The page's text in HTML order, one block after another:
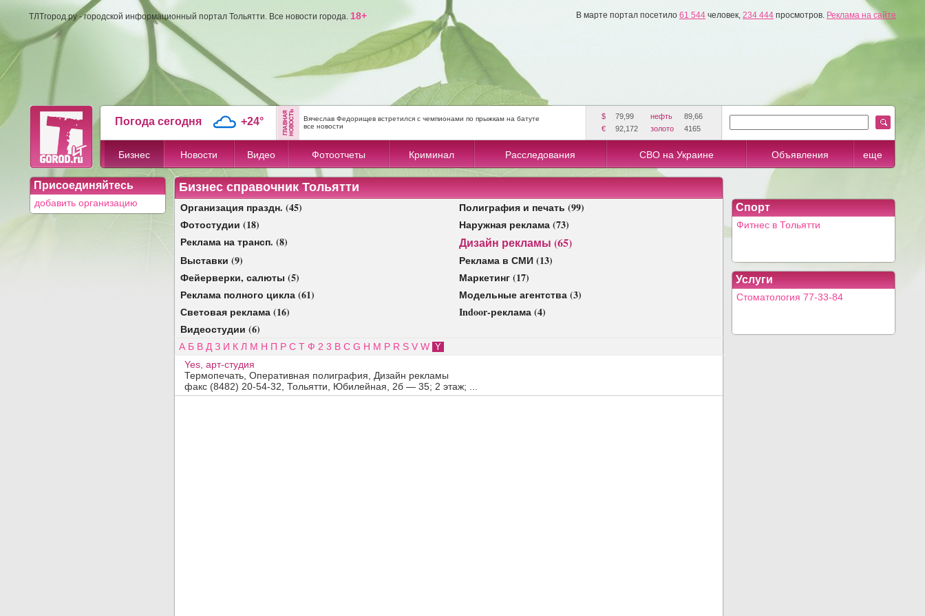
ТЛТгород.ру - городской информационный портал Тольятти. Все новости города. 18+ В марте портал посетило 61 544 человек, 234 444 просмотров. Реклама на сайте
Погода сегодня +24°
Вячеслав Федорищев встретился с чемпионами по прыжкам на батуте
все новости
$ 79,99 нефть
89,66
€
92,172 золото 4165
Бизнес Новости Видео Фотоотчеты Криминал Расследования СВО на Украине Объявления еще
Присоединяйтесь
добавить организацию
Бизнес справочник Тольятти
Организация праздн. (45)
Полиграфия и печать (99)
Фотостудии (18)
Наружная реклама (73)
Реклама на трансп. (8)
Дизайн рекламы (65)
Выставки (9)
Реклама в СМИ (13)
Фейерверки, салюты (5)
Маркетинг (17)
Реклама полного цикла (61)
Модельные агентства (3)
Световая реклама (16)
Indoor-реклама (4)
Видеостудии (6)
А Б В Д З И К Л М Н П Р С Т Ф 2 3 B C G H M P R S V W Y
Yes, арт-студия
Термопечать, Оперативная полиграфия, Дизайн рекламы
факс (8482) 20-54-32, Тольятти, Юбилейная, 2б — 35; 2 этаж; ...
Спорт
Фитнес в Тольятти
Услуги
Стоматология 77-33-84